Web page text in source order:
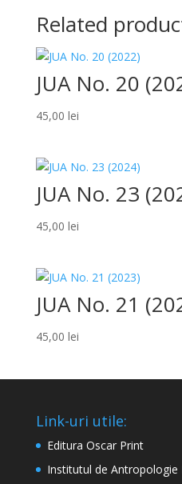
Related
JUA No. 20
45,00 lei
JUA No. 23
45,00 lei
JUA No. 21
45,00 lei
Link-uri utile:
Editura Oscar Print
Institutul de Antropologie